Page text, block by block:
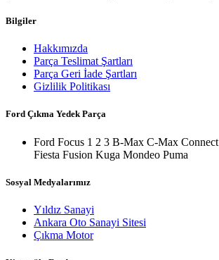
Bilgiler
Hakkımızda
Parça Teslimat Şartları
Parça Geri İade Şartları
Gizlilik Politikası
Ford Çıkma Yedek Parça
Ford Focus 1 2 3 B-Max C-Max
Fiesta Fusion Kuga Mondeo Puma
Sosyal Medyalarımız
Yıldız Sanayi
Ankara Oto Sanayi Sitesi
Çıkma Motor